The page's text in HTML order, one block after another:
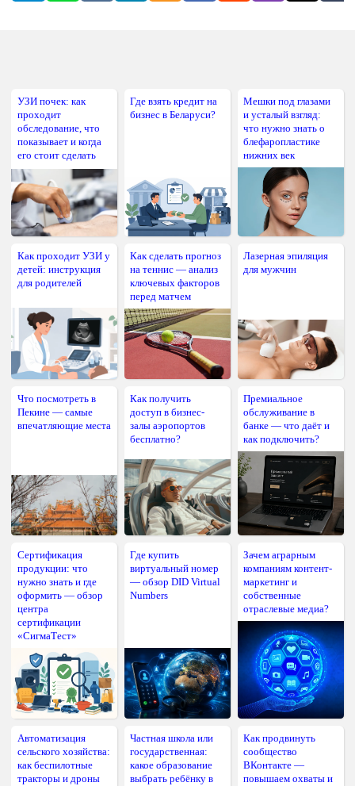
УЗИ почек: как
проходит
обследование, что
показывает и когда
его стоит сделать
Где взять кредит на
бизнес в Беларуси?
Мешки под глазами
и усталый взгляд:
что нужно знать о
блефаропластике
нижних век
Как проходит УЗИ у
детей: инструкция
для родителей
Как сделать прогноз
на теннис — анализ
ключевых факторов
перед матчем
Лазерная эпиляция
для мужчин
Что посмотреть в
Пекине — самые
впечатляющие места
Как получить
доступ в бизнес-
залы аэропортов
бесплатно?
Премиальное
обслуживание в
банке — что даёт и
как подключить?
Сертификация
продукции: что
нужно знать и где
оформить — обзор
центра
сертификации
«СигмаТест»
Где купить
виртуальный номер
— обзор DID Virtual
Numbers
Зачем аграрным
компаниям контент-
маркетинг и
собственные
отраслевые медиа?
Автоматизация
сельского хозяйства:
как беспилотные
тракторы и дроны
Частная школа или
государственная:
какое образование
выбрать ребёнку в
Как продвинуть
сообщество
ВКонтакте —
повышаем охваты и